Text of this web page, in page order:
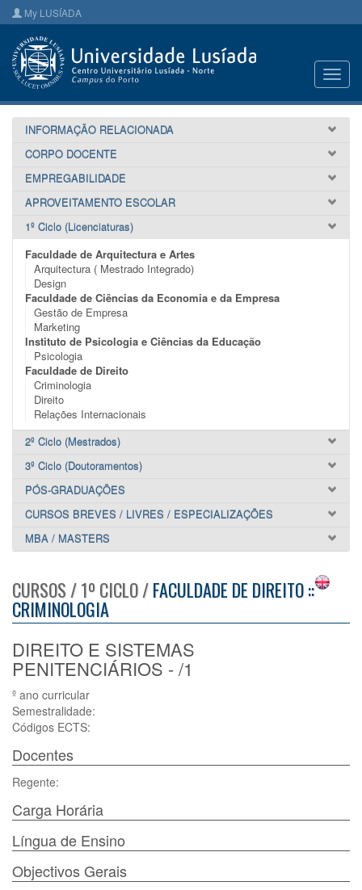
My LUSÍADA
INFORMAÇÃO RELACIONADA
CORPO DOCENTE
EMPREGABILIDADE
APROVEITAMENTO ESCOLAR
1º Ciclo (Licenciaturas)
Faculdade de Arquitectura e Artes
Arquitectura ( Mestrado Integrado)
Design
Faculdade de Ciências da Economia e da Empresa
Gestão de Empresa
Marketing
Instituto de Psicologia e Ciências da Educação
Psicologia
Faculdade de Direito
Criminologia
Direito
Relações Internacionais
2º Ciclo (Mestrados)
3º Ciclo (Doutoramentos)
PÓS-GRADUAÇÕES
CURSOS BREVES / LIVRES / ESPECIALIZAÇÕES
MBA / MASTERS
CURSOS / 1º CICLO /FACULDADE DE DIREITO ::
CRIMINOLOGIA
DIREITO E SISTEMAS
PENITENCIÁRIOS - /1
º ano curricular
Semestralidade:
Códigos ECTS:
Docentes
Regente:
Carga Horária
Língua de Ensino
Objectivos Gerais